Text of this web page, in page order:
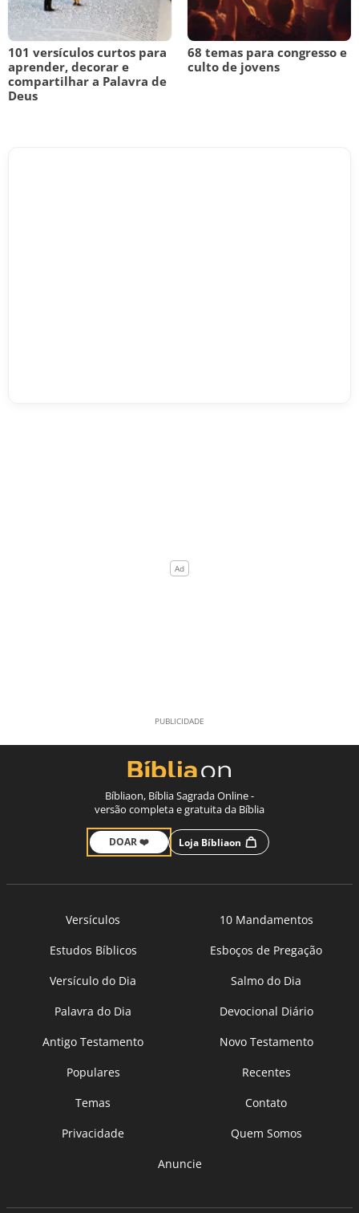
101 versículos curtos para
aprender, decorar e
compartilhar a Palavra de
Deus
68 temas para congresso e
culto de jovens
Bíbliaon, Bíblia Sagrada Online -
versão completa e gratuita da Bíblia
DOAR ❤️ Loja Bíbliaon
Versículos
10 Mandamentos
Estudos Bíblicos
Esboços de Pregação
Versículo do Dia
Salmo do Dia
Palavra do Dia
Devocional Diário
Antigo Testamento
Novo Testamento
Populares
Recentes
Temas
Contato
Privacidade
Quem Somos
Anuncie